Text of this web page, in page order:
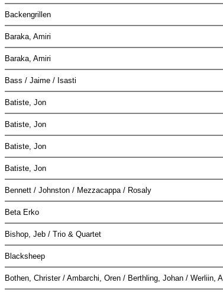
Backengrillen
Baraka, Amiri
Baraka, Amiri
Bass / Jaime / Isasti
Batiste, Jon
Batiste, Jon
Batiste, Jon
Batiste, Jon
Bennett / Johnston / Mezzacappa / Rosaly
Beta Erko
Bishop, Jeb / Trio & Quartet
Blacksheep
Bothen, Christer / Ambarchi, Oren / Berthling, Johan / Werliin,